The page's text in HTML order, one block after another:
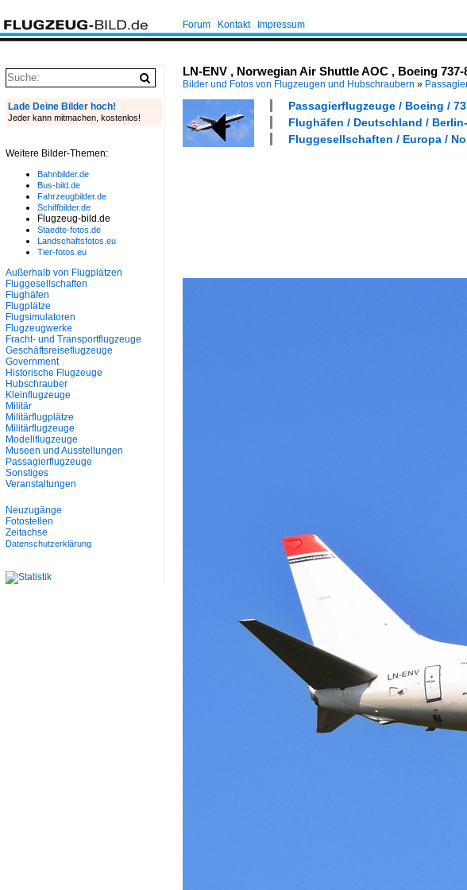
Forum Kontakt Impressum
LN-ENV , Norwegian Air Shuttle AOC , Boeing
Bilder und Fotos von Flugzeugen und Hubschraubern »
Passagierflugzeuge / Boeing /
Flughäfen / Deutschland /
Fluggesellschaften / Europa /
Lade Deine Bilder hoch!
Jeder kann mitmachen, kostenlos!
Weitere Bilder-Themen:
Bahnbilder.de
Bus-bild.de
Fahrzeugbilder.de
Schiffbilder.de
Flugzeug-bild.de
Staedte-fotos.de
Landschaftsfotos.eu
Tier-fotos.eu
Außerhalb von Flugplätzen
Fluggesellschaften
Flughäfen
Flugplätze
Flugsimulatoren
Flugzeugwerke
Fracht- und Transportflugzeuge
Geschäftsreiseflugzeuge
Government
Historische Flugzeuge
Hubschrauber
Kleinflugzeuge
Militär
Militärflugplätze
Militärflugzeuge
Modellflugzeuge
Museen und Ausstellungen
Passagierflugzeuge
Sonstiges
Veranstaltungen
Neuzugänge
Fotostellen
Zeitachse
Datenschutzerklärung